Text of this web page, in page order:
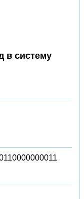
в систему